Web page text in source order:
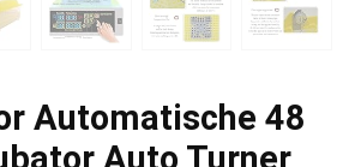
Automatische 48